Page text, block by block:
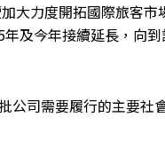
大力度開拓國際旅客
及今年接續延長，向
公司需要履行的主要社